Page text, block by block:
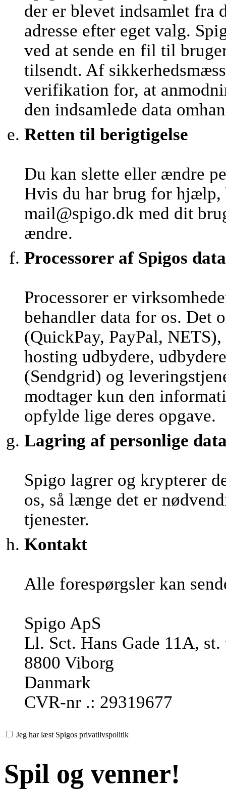
der er blevet indsamlet fra
adresse efter eget valg.
ved at sende en fil til
tilsendt. Af
verifikation for, at
den indsamlede data
Retten til berigtigelse
Du kan slette eller ændre
Hvis du har brug for hjælp,
mail@spigo.dk med dit
ændre.
Processorer af Spigos data
Processorer er
behandler data for os. Det
(QuickPay, PayPal,
hosting udbydere,
(Sendgrid) og
modtager kun den
opfylde lige deres opgave.
Lagring af personlige
Spigo lagrer og krypterer
os, så længe det er
tjenester.
Kontakt
Alle forespørgsler kan
Spigo ApS
Ll. Sct. Hans Gade 11A, st.
8800 Viborg
Danmark
CVR-nr .: 29319677
Jeg har læst Spigos privatlivspolitik
Spil og venner!